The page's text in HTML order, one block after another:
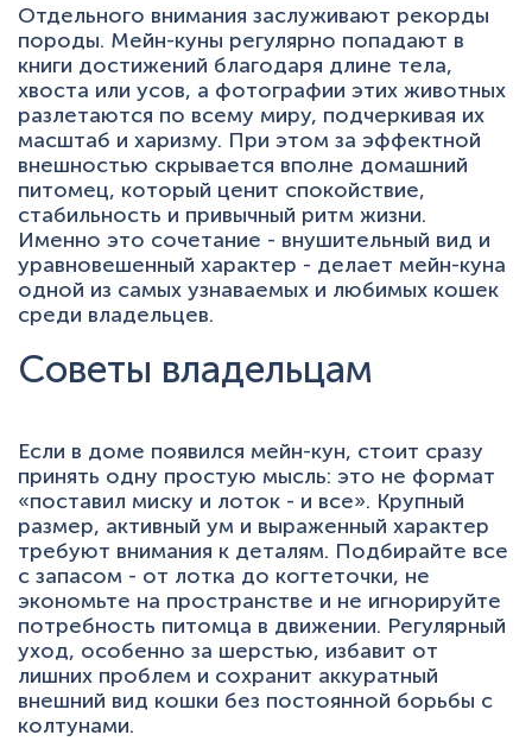
Отдельного внимания заслуживают рекорды
породы. Мейн-куны регулярно попадают в
книги достижений благодаря длине тела,
хвоста или усов, а фотографии этих животных
разлетаются по всему миру, подчеркивая их
масштаб и харизму. При этом за эффектной
внешностью скрывается вполне домашний
питомец, который ценит спокойствие,
стабильность и привычный ритм жизни.
Именно это сочетание - внушительный вид и
уравновешенный характер - делает мейн-куна
одной из самых узнаваемых и любимых кошек
среди владельцев.
Советы владельцам
Если в доме появился мейн-кун, стоит сразу
принять одну простую мысль: это не формат
«поставил миску и лоток - и все». Крупный
размер, активный ум и выраженный характер
требуют внимания к деталям. Подбирайте все
с запасом - от лотка до когтеточки, не
экономьте на пространстве и не игнорируйте
потребность питомца в движении. Регулярный
уход, особенно за шерстью, избавит от
лишних проблем и сохранит аккуратный
внешний вид кошки без постоянной борьбы с
колтунами.